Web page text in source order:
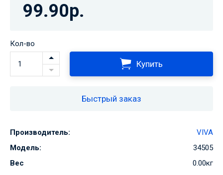
99.90р.
Кол-во
Купить
Быстрый заказ
Производитель:
VIVA
Модель:
34505
Вес
0.00кг